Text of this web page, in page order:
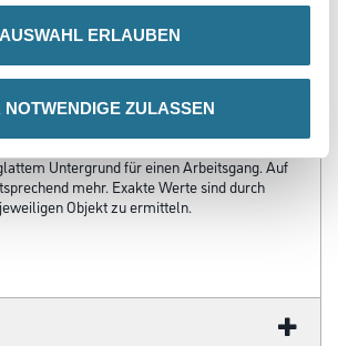
AUSWAHL ERLAUBEN
NOTWENDIGE ZULASSEN
Luftfeuchte nach 4-6 Stunden
Untergrund für einen Arbeitsgang. Auf
mehr. Exakte Werte sind durch
Objekt zu ermitteln.